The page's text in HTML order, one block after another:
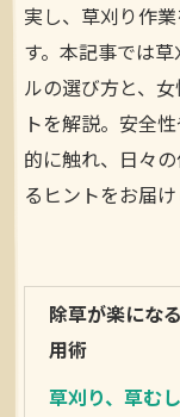
実し、草刈り作
す。本記事では
ルの選び方と、
トを解説。安全
的に触れ、日々
るヒントをお届け
除草が楽にな
用術
草刈り、草む